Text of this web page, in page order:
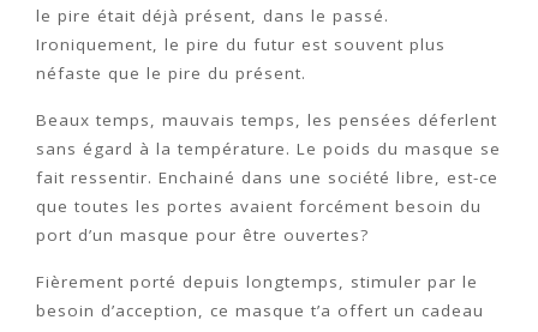
le pire était déjà présent, dans le passé.
Ironiquement, le pire du futur est souvent plus
néfaste que le pire du présent.
Beaux temps, mauvais temps, les pensées déferlent
sans égard à la température. Le poids du masque se
fait ressentir. Enchainé dans une société libre, est-ce
que toutes les portes avaient forcément besoin du
port d’un masque pour être ouvertes?
Fièrement porté depuis longtemps, stimuler par le
besoin d’acception, ce masque t’a offert un cadeau